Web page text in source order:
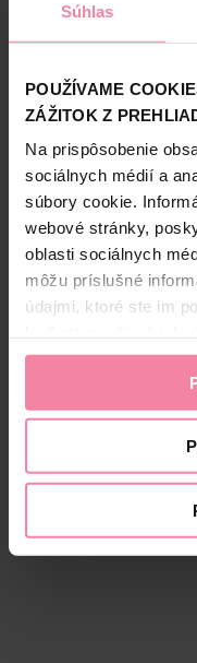
Súhlas
POUŽÍVAME
ZÁŽITOK Z
Na prispôsobenie
sociálnych médií a
súbory cookie.
webové stránky,
oblasti sociálnych
môžu príslušné
údajmi, ktoré ste im
Alternatívne
NAŠA ZNAČKA
tampóny 150 ks
Jedn. cena 0,01 / KS